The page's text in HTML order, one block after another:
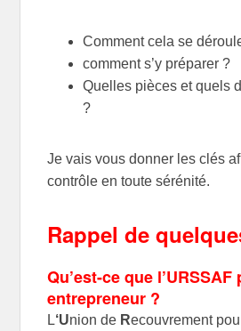
Comment cela se
comment s’y préparer ?
Quelles pièces et quels
?
Je vais vous donner les clés
contrôle en toute sérénité.
Rappel de
Qu’est-ce que
entrepreneur ?
L‘Union de Recouvrement